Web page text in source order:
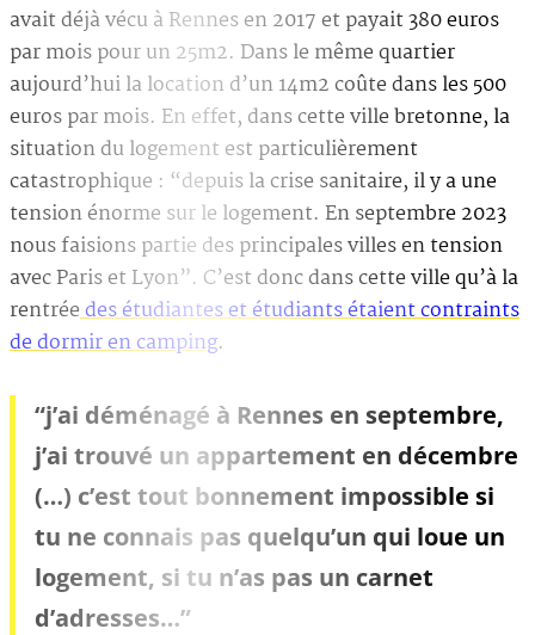
avait déjà vécu à Rennes en 2017 et payait 380 euros
par mois pour un 25m2. Dans le même quartier
aujourd’hui la location d’un 14m2 coûte dans les 500
euros par mois. En effet, dans cette ville bretonne, la
situation du logement est particulièrement
catastrophique : “depuis la crise sanitaire, il y a une
tension énorme sur le logement. En septembre 2023
nous faisions partie des principales villes en tension
avec Paris et Lyon”. C’est donc dans cette ville qu’à la
rentréedes étudiantes et étudiants étaient contraints
de dormir en camping.
“j’ai déménagé à Rennes en septembre,
j’ai trouvé un appartement en décembre
(…) c’est tout bonnement impossible si
tu ne connais pas quelqu’un qui loue un
logement, si tu n’as pas un carnet
d’adresses…”